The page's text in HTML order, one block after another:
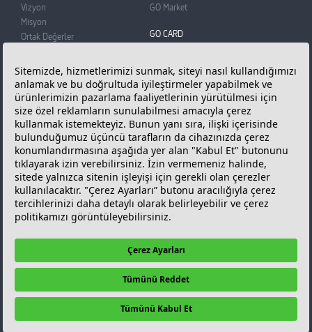
Vizyon
Misyon
Ortak Değerler
Basın Odası
Reklam Filmi
Bilgi Toplumu Hizmetleri
Kişisel Verilerin Korunması
Çerez Politikası ve Çerez
Tercihleriniz
GO Market
GO CARD
Üye Olun
Puan Kazanın
Puanlarınızı Kullanın
Sıkça Sorunlan Sorular
ONLINE İŞLEMLER
GÜNCEL FİYATLAR
Güncel Akaryakıt
Fiyatları
KAMPANYALAR
Diğer Kampanyalar
İLETİŞİM
GO Türkiye
Bize Ulaşın
Bayimiz Olmak İçin